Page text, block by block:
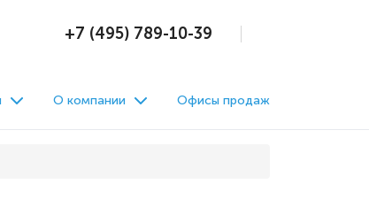
+7 (495) 789-10-39
О компании Офисы продаж